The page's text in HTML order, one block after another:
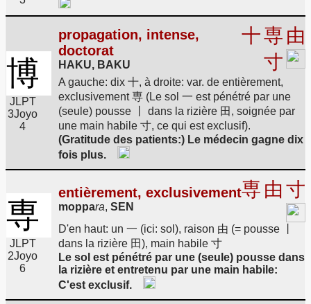
博
JLPT
3Joyo
4
propagation, intense,
doctorat
HAKU, BAKU
十専 由
寸
A gauche: dix 十, à droite: var. de entièrement,
exclusivement 専 (Le sol 一 est pénétré par une
(seule) pousse 丨 dans la rizière 田, soignée par
une main habile 寸, ce qui est exclusif).
(Gratitude des patients:) Le médecin gagne dix
fois plus.
専
JLPT
2Joyo
6
entièrement, exclusivement
moppara, SEN
専 由寸
D'en haut: un 一 (ici: sol), raison 由 (= pousse 丨
dans la rizière 田), main habile 寸
Le sol est pénétré par une (seule) pousse dans
la rizière et entretenu par une main habile:
C'est exclusif.